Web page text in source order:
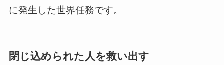
に発生した世界任務です。
閉じ込められた人を救い出す